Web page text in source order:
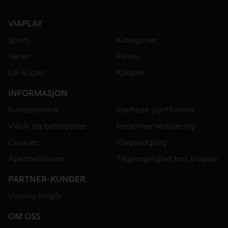
VIAPLAY
Sport
Kategorier
Serier
Filmer
Lei & kjøp
Kanaler
INFORMASJON
Kundeservice
Støttede plattformer
Vilkår og betingelser
Personvernerklæring
Cookies
Klageadgang
Åpenhetsloven
Tilgjengelighet hos Viaplay
PARTNER-KUNDER
Viaplay inngår
OM OSS